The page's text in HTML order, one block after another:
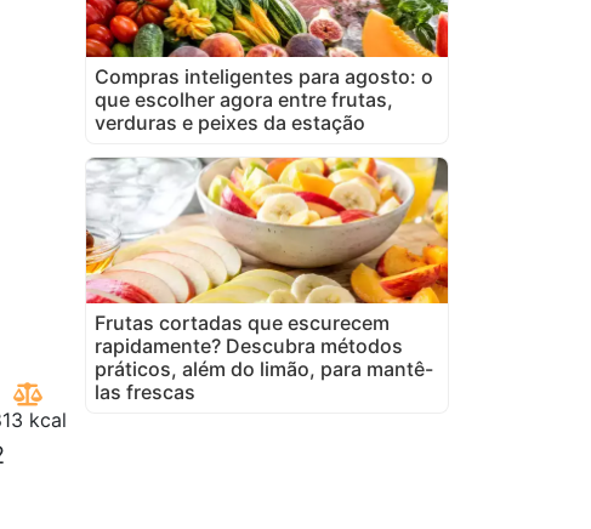
kcal
Compras inteligentes para agosto: o
que escolher agora entre frutas,
verduras e peixes da estação
Frutas cortadas que escurecem
rapidamente? Descubra métodos
práticos, além do limão, para mantê-
las frescas